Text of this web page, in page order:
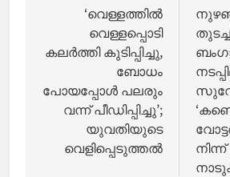
navigation
‘വെള്ളത്തില്‍
വെള്ളപ്പൊടി
കലര്‍ത്തി കുടിപ്പിച്ചു,
ബോധം
പോയപ്പോള്‍ പലരും
വന്ന് പീഡിപ്പിച്ചു’;
യുവതിയുടെ
വെളിപ്പെടുത്തല്‍